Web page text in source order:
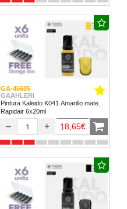
GA-46685
GAAHLERI
Pintura Kaleido K041 Amarillo mate.
Rapidair 6x20ml
– + 18,65€